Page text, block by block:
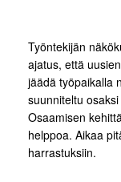
Työntekijän
ajatus, että
jäädä työpaikalla
suunniteltu
Osaamisen
helppoa. Aikaa
harrastuksiin.